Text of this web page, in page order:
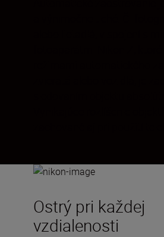
Ostrý pri každej
vzdialenosti